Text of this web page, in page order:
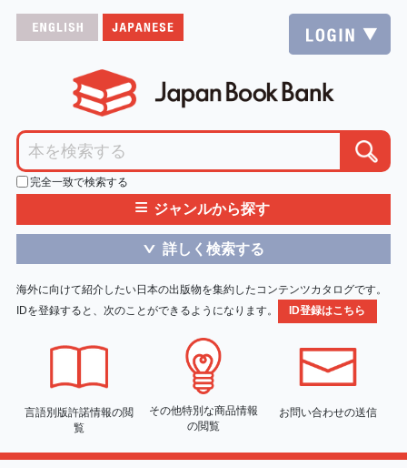
完全一致で検索する
≡ ジャンルから探す
＞ 詳しく検索する
海外に向けて紹介したい日本の出版物を集約したコンテンツカタログです。
IDを登録すると、次のことができるようになります。
ID登録はこちら
言語別版許諾情報の閲
覧
その他特別な商品情報
の閲覧
お問い合わせの送信